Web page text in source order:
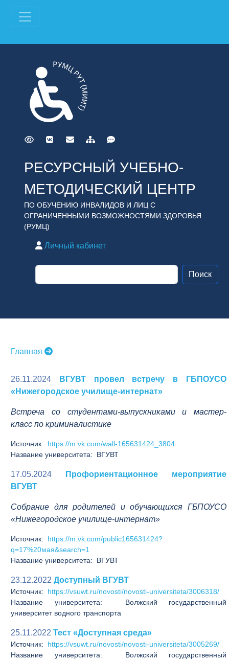
РЕСУРСНЫЙ УЧЕБНО-
МЕТОДИЧЕСКИЙ ЦЕНТР
ПО ОБУЧЕНИЮ ИНВАЛИДОВ И ЛИЦ С
ОГРАНИЧЕННЫМИ ВОЗМОЖНОСТЯМИ ЗДОРОВЬЯ
(РУМЦ)
Личный кабинет
Главная
26.11.2024
ВГУВТ провел встречу в ГБПОУСО
«Нижегородское училище-интернат»
Встреча со студентами-выпускниками и мастер-
класс по криминалистике
Источник: https://m.vk.com/wall-165631424_3804
Название университета: ВГУВТ
17.05.2024
Профориентационное мероприятие
ВГУВТ
Собрание для родителей и обучающихся ГБПОУСО
«Нижегородское училище-интернат»
Источник: https://m.vk.com/public165631424?
q=17%20мая&search=1
Название университета: ВГУВТ
23.12.2022 Доступный ВГУВТ
Источник: https://vsuwt.ru/novosti/novosti-universiteta/3006318/
Название университета: Волжский государственный
университет водного транспорта
25.11.2022 Тест «Доступная среда»
Источник: https://vsuwt.ru/novosti/novosti-universiteta/3005269/
Название университета: Волжский государственный